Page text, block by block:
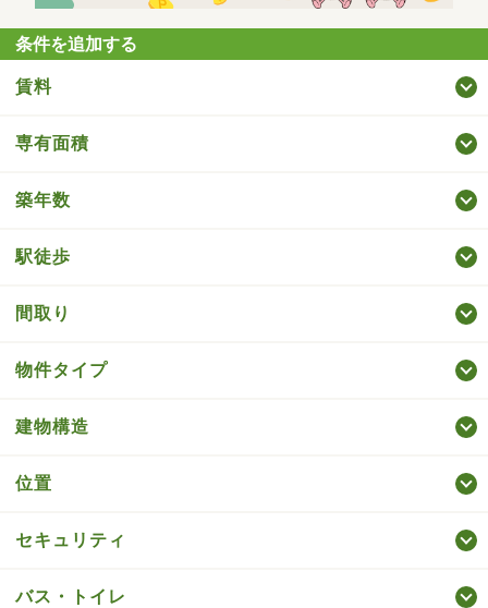
条件を追加する
賃料
専有面積
築年数
駅徒歩
間取り
物件タイプ
建物構造
位置
セキュリティ
バス・トイレ